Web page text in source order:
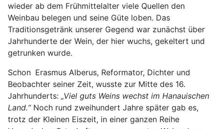
wieder ab dem Frühmittelalter viele Quellen den
Weinbau belegen und seine Güte loben. Das
Traditionsgetränk unserer Gegend war zunächst über
Jahrhunderte der Wein, der hier wuchs, gekeltert und
getrunken wurde.
Schon Erasmus Alberus, Reformator, Dichter und
Beobachter seiner Zeit, wusste zur Mitte des 16.
Jahrhunderts: „Viel guts Weins wechst im Hanauischen
Land.“ Noch rund zweihundert Jahre später gab es,
trotz der Kleinen Eiszeit, in einer ganzen Reihe